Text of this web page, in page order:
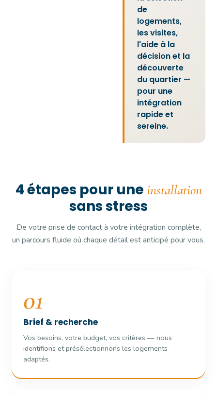
de
logements,
les visites,
l'aide à la
décision et la
découverte
du quartier —
pour une
intégration
rapide et
sereine.
4 étapes pour une installation
sans stress
De votre prise de contact à votre intégration complète,
un parcours fluide où chaque détail est anticipé pour vous.
01
Brief & recherche
Vos besoins, votre budget, vos critères — nous
identifions et présélectionnons les logements
adaptés.